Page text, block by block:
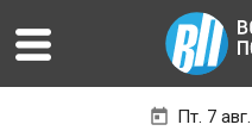
Пт. 7